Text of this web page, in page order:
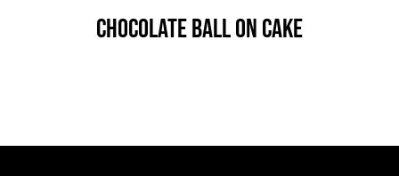
Chocolate Ball On Cake